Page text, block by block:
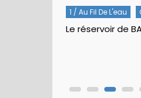
1 / Au Fil De L'eau
Le réservoir de